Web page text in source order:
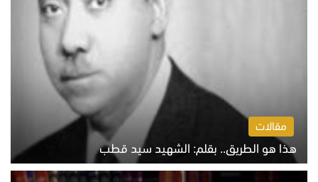
مقالات
هذا هو الطريق.. بقلم: الشهيد سيد قطب
الخميس 6 أغسطس 2026 10:52 ص